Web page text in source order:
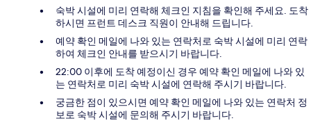
숙박 시설에 미리 연락해 체크인 지침을 확인해 주세요. 도착
하시면 프런트 데스크 직원이 안내해 드립니다.
예약 확인 메일에 나와 있는 연락처로 숙박 시설에 미리 연락
하여 체크인 안내를 받으시기 바랍니다.
22:00 이후에 도착 예정이신 경우 예약 확인 메일에 나와 있
는 연락처로 미리 숙박 시설에 연락해 주시기 바랍니다.
궁금한 점이 있으시면 예약 확인 메일에 나와 있는 연락처 정
보로 숙박 시설에 문의해 주시기 바랍니다.